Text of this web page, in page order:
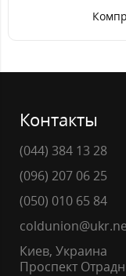
Контакты
(044) 384 13 28
(096) 207 06 25
(050) 010 65 84
Киев, Украина
Проспект